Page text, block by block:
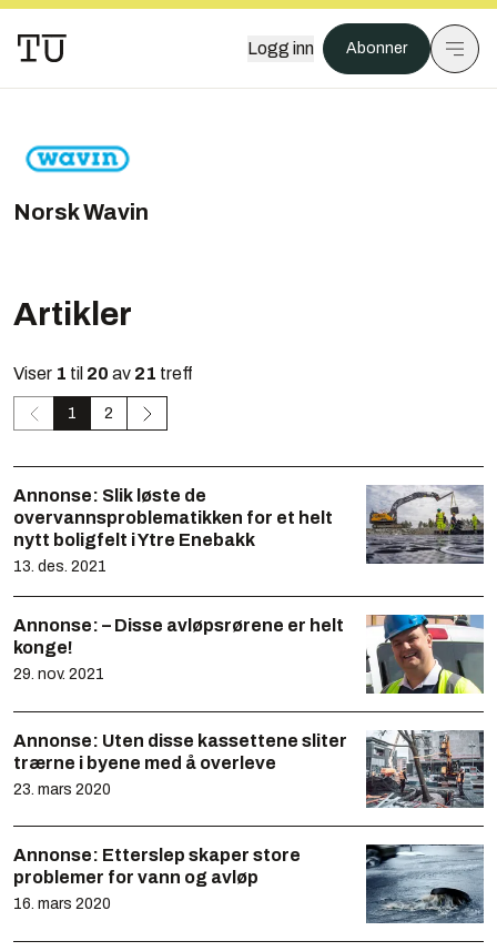
Logg inn Abonner
Norsk Wavin
Artikler
Viser 1 til 20 av 21 treff
1 2
Annonse: Slik løste de
overvannsproblematikken for et helt
nytt boligfelt i Ytre Enebakk
13. des. 2021
Annonse: – Disse avløpsrørene er helt
konge!
29. nov. 2021
Annonse: Uten disse kassettene sliter
trærne i byene med å overleve
23. mars 2020
Annonse: Etterslep skaper store
problemer for vann og avløp
16. mars 2020